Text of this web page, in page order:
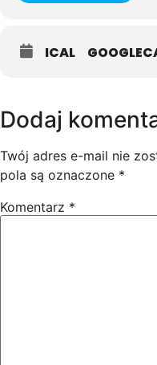
ICAL
Dodaj
Twój adres e-mail nie
pola są oznaczone *
Komentarz *